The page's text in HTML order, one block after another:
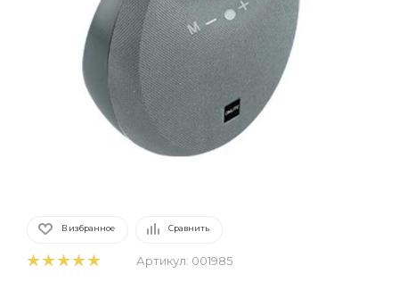
В избранное Сравнить
Артикул: 001985